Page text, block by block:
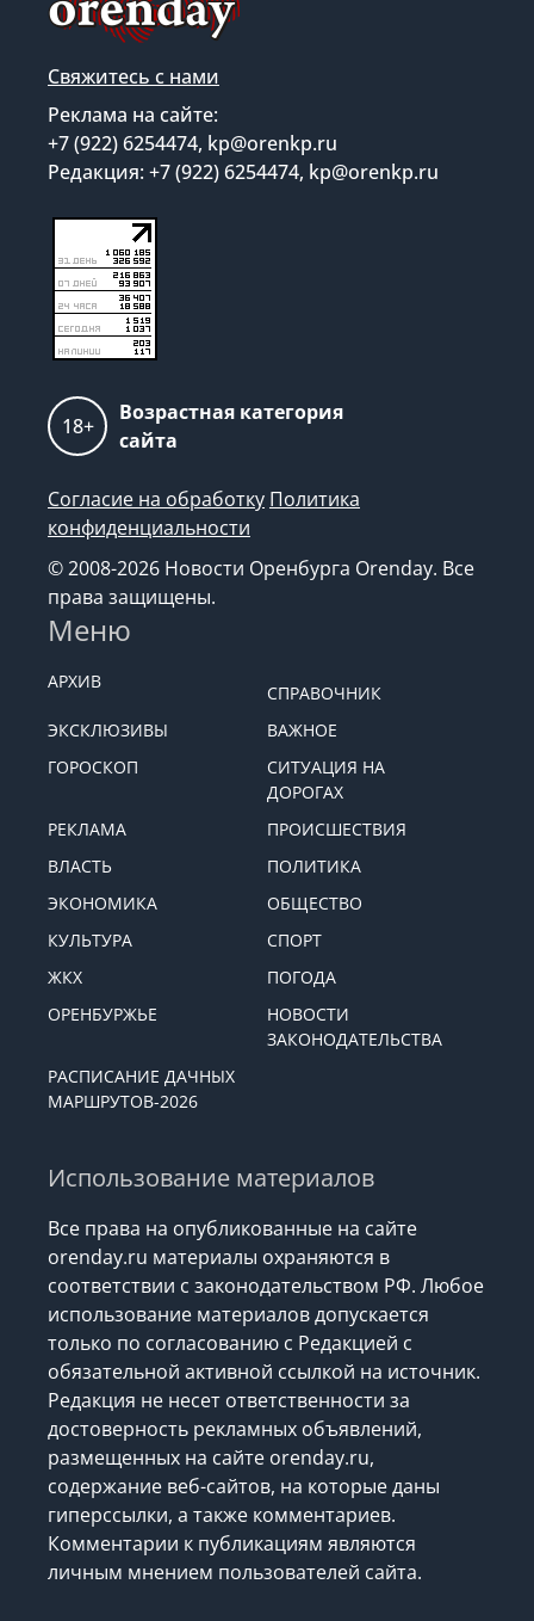
Свяжитесь с нами
Реклама на сайте:
+7 (922) 6254474, kp@orenkp.ru
Редакция: +7 (922) 6254474, kp@orenkp.ru
18+
Возрастная категория
сайта
Согласие на обработку Политика
конфиденциальности
© 2008-2026 Новости Оренбурга Orenday. Все
права защищены.
Меню
АРХИВ
СПРАВОЧНИК
ЭКСКЛЮЗИВЫ
ВАЖНОЕ
ГОРОСКОП
СИТУАЦИЯ НА
ДОРОГАХ
РЕКЛАМА
ПРОИСШЕСТВИЯ
ВЛАСТЬ
ПОЛИТИКА
ЭКОНОМИКА
ОБЩЕСТВО
КУЛЬТУРА
СПОРТ
ЖКХ
ПОГОДА
ОРЕНБУРЖЬЕ
НОВОСТИ
ЗАКОНОДАТЕЛЬСТВА
РАСПИСАНИЕ ДАЧНЫХ
МАРШРУТОВ-2026
Использование материалов
Все права на опубликованные на сайте
orenday.ru материалы охраняются в
соответствии с законодательством РФ. Любое
использование материалов допускается
только по согласованию с Редакцией с
обязательной активной ссылкой на источник.
Редакция не несет ответственности за
достоверность рекламных объявлений,
размещенных на сайте orenday.ru,
содержание веб-сайтов, на которые даны
гиперссылки, а также комментариев.
Комментарии к публикациям являются
личным мнением пользователей сайта.